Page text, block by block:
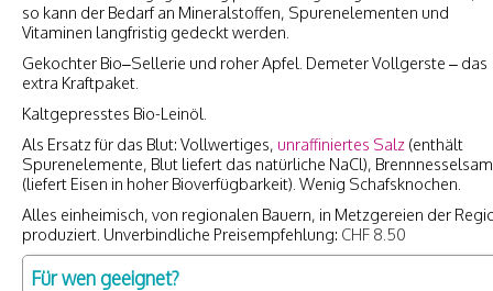
so kann der Bedarf an Mineralstoffen, Spurenelementen und
Vitaminen langfristig gedeckt werden.
Gekochter Bio–Sellerie und roher Apfel. Demeter Vollgerste – das
extra Kraftpaket.
Kaltgepresstes Bio-Leinöl.
Als Ersatz für das Blut: Vollwertiges, unraffiniertes Salz (enthält
Spurenelemente, Blut liefert das natürliche NaCl),
(liefert Eisen in hoher Bioverfügbarkeit). Wenig Schafsknochen.
Alles einheimisch, von regionalen Bauern, in Metzgereien der
produziert. Unverbindliche Preisempfehlung: CHF 8.50
Für wen geeignet?